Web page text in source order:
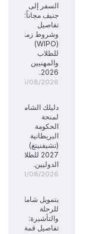
السفر إلى
جنيف مجاناً:
تفاصيل
وشروط زمالة
(WIPO)
للطلاب
والمهنيين
2026.
05/08/2026
دليلك الشامل
لمنحة
الحكومة
البريطانية
(تشيفنينغ)
2027 للطلاب
الدوليين.
04/08/2026
بتمويل شامل
للرحلة
والتأشيرة:
تفاصيل قمة